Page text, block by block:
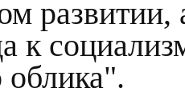
к
облика".